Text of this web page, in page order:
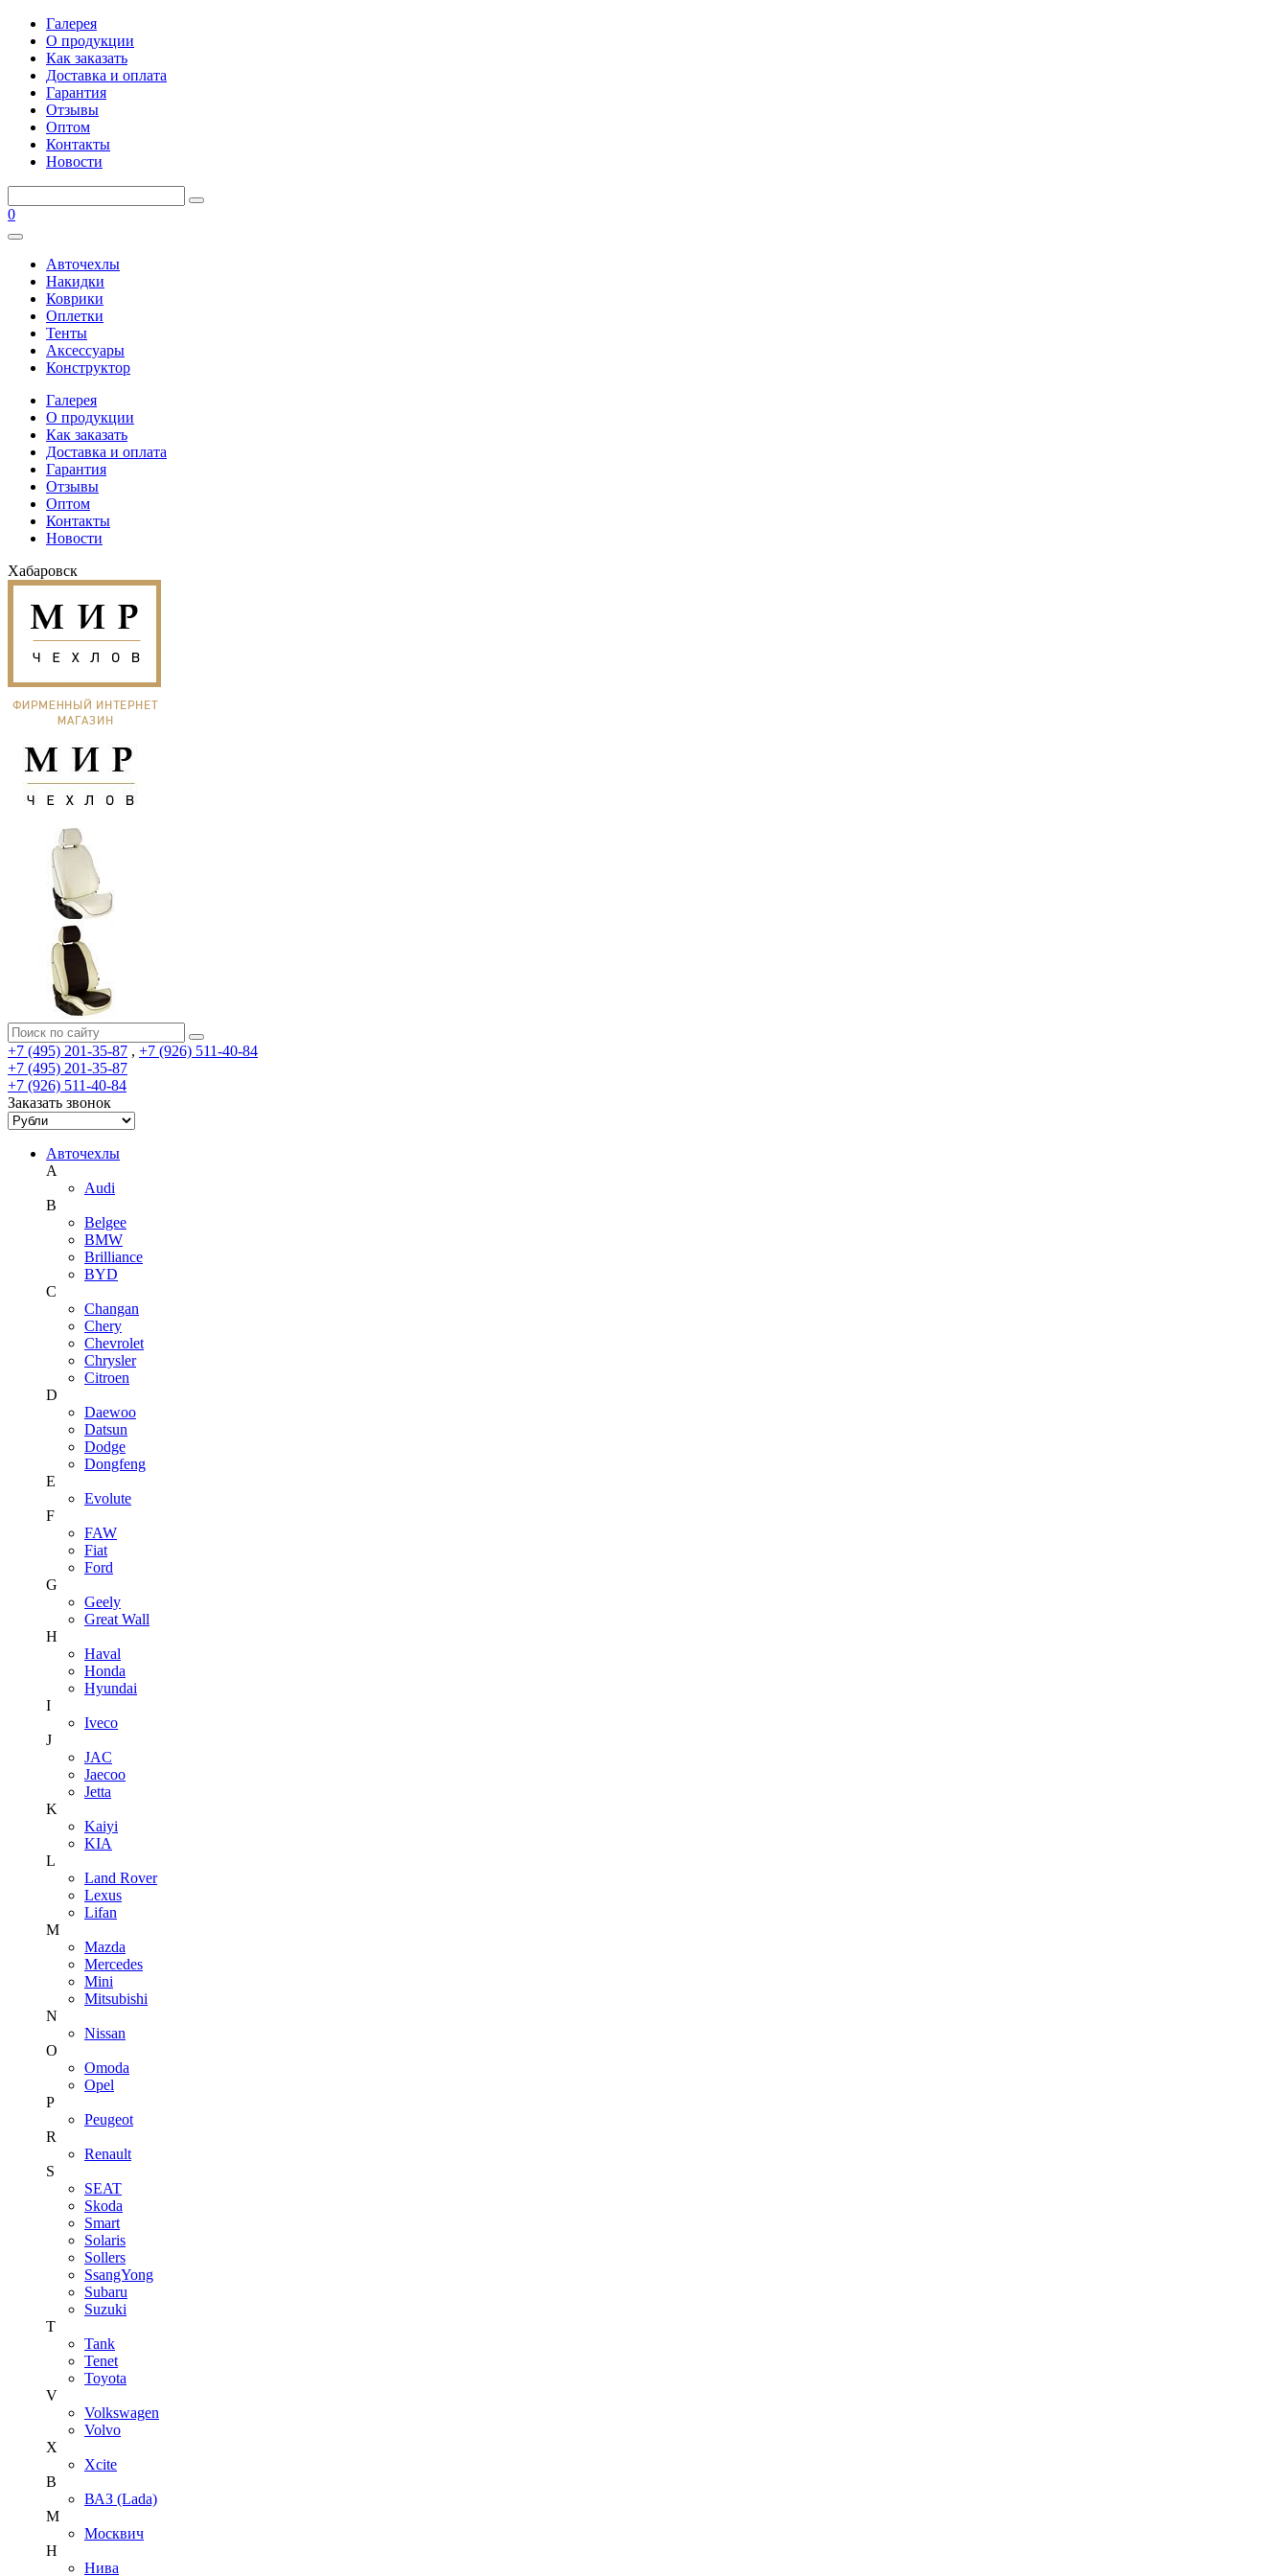
Галерея
О продукции
Как заказать
Доставка и оплата
Гарантия
Отзывы
Оптом
Контакты
Новости
0
Авточехлы
Накидки
Коврики
Оплетки
Тенты
Аксессуары
Конструктор
Галерея
О продукции
Как заказать
Доставка и оплата
Гарантия
Отзывы
Оптом
Контакты
Новости
Хабаровск
+7 (495) 201-35-87 , +7 (926) 511-40-84
+7 (495) 201-35-87
+7 (926) 511-40-84
Заказать звонок
Авточехлы
A
Audi
B
Belgee
BMW
Brilliance
BYD
C
Changan
Chery
Chevrolet
Chrysler
Citroen
D
Daewoo
Datsun
Dodge
Dongfeng
E
Evolute
F
FAW
Fiat
Ford
G
Geely
Great Wall
H
Haval
Honda
Hyundai
I
Iveco
J
JAC
Jaecoo
Jetta
K
Kaiyi
KIA
L
Land Rover
Lexus
Lifan
M
Mazda
Mercedes
Mini
Mitsubishi
N
Nissan
O
Omoda
Opel
P
Peugeot
R
Renault
S
SEAT
Skoda
Smart
Solaris
Sollers
SsangYong
Subaru
Suzuki
T
Tank
Tenet
Toyota
V
Volkswagen
Volvo
X
Xcite
В
ВАЗ (Lada)
М
Москвич
Н
Нива